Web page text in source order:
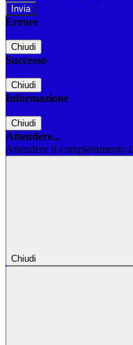
Errore
Chiudi
Successo
Chiudi
Informazione
Chiudi
Attendere...
Attendere il completamento
Chiudi